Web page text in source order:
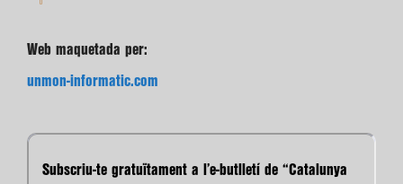
Web maquetada per:
unmon-informatic.com
Subscriu-te gratuïtament a l’e-butlletí de “Catalunya